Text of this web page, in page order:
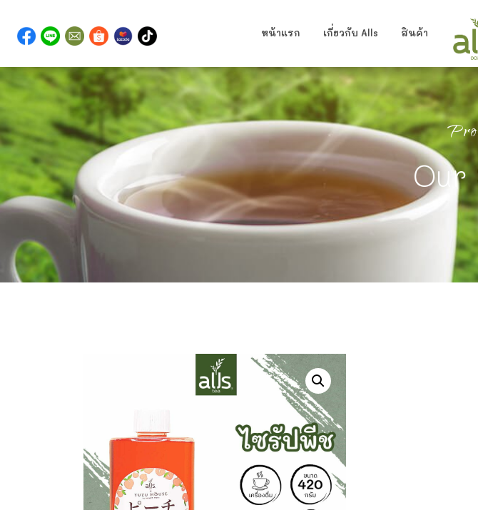
หน้าแรก เกี่ยวกับ Alls สินค้า
สินค้า > ไซรัป และบราวชูก้า สำหรับร้านเครื่องดื่ม> ไซรัปพีช (ตรา ออลส์ x
Our